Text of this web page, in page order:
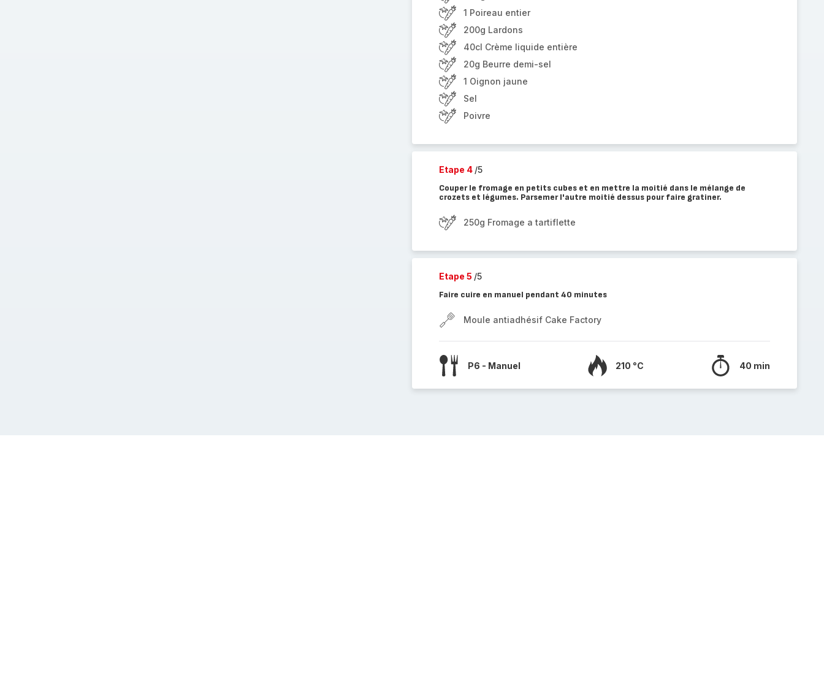
1 Poireau entier
200g Lardons
40cl Crème liquide entière
20g Beurre demi-sel
1 Oignon jaune
Sel
Poivre
Etape 4 /5
Couper le fromage en petits cubes et en mettre la moitié dans le mélange de
crozets et légumes. Parsemer l'autre moitié dessus pour faire gratiner.
250g Fromage a tartiflette
Etape 5 /5
Faire cuire en manuel pendant 40 minutes
Moule antiadhésif Cake Factory
P6 - Manuel 210 °C 40 min